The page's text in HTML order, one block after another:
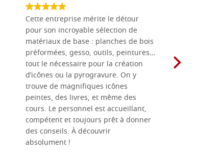
Cette entreprise mérite le détour
pour son incroyable sélection de
matériaux de base : planches de bois
préformées, gesso, outils, peintures…
tout le nécessaire pour la création
d’icônes ou la pyrogravure. On y
trouve de magnifiques icônes
peintes, des livres, et même des
cours. Le personnel est accueillant,
compétent et toujours prêt à donner
des conseils. À découvrir
absolument !